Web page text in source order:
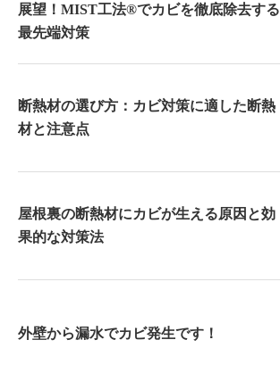
展望！MIST工法®でカビを徹底除去する
最先端対策
断熱材の選び方：カビ対策に適した断熱
材と注意点
屋根裏の断熱材にカビが生える原因と効
果的な対策法
外壁から漏水でカビ発生です！